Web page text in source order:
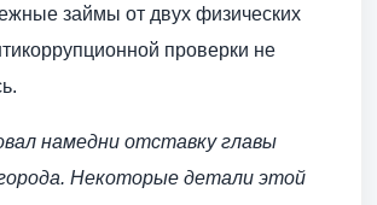
займы от двух физических
проверки не
намедни отставку главы
Некоторые детали этой